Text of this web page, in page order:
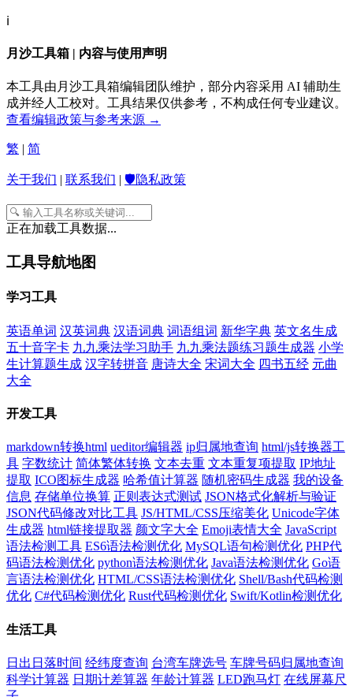
ℹ️
月沙工具箱 | 内容与使用声明
本工具由月沙工具箱编辑团队维护，部分内容采用 AI 辅助生
成并经人工校对。工具结果仅供参考，不构成任何专业建议。
查看编辑政策与参考来源 →
繁 简
关于我们 联系我们 🛡️隐私政策
正在加载工具数据...
工具导航地图
学习工具
英语单词 汉英词典 汉语词典 词语组词 新华字典 英文名生成
五十音字卡 九九乘法学习助手 九九乘法题练习题生成器 小学
生计算题生成 汉字转拼音 唐诗大全 宋词大全 四书五经 元曲
大全
开发工具
markdown转换html ueditor编辑器 ip归属地查询 html/js转换器工
具 字数统计 简体繁体转换 文本去重 文本重复项提取 IP地址
提取 ICO图标生成器 哈希值计算器 随机密码生成器 我的设备
信息 存储单位换算 正则表达式测试 JSON格式化解析与验证
JSON代码修改对比工具 JS/HTML/CSS压缩美化 Unicode字体
生成器 html链接提取器 颜文字大全 Emoji表情大全 JavaScript
语法检测工具 ES6语法检测优化 MySQL语句检测优化 PHP代
码语法检测优化 python语法检测优化 Java语法检测优化 Go语
言语法检测优化 HTML/CSS语法检测优化 Shell/Bash代码检测
优化 C#代码检测优化 Rust代码检测优化 Swift/Kotlin检测优化
生活工具
日出日落时间 经纬度查询 台湾车牌选号 车牌号码归属地查询
科学计算器 日期计差算器 年龄计算器 LED跑马灯 在线屏幕尺